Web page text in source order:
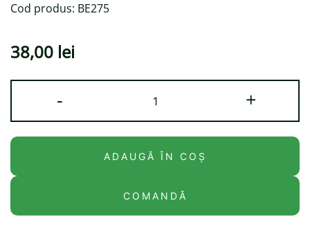
Cod produs: BE275
38,00 lei
-
Niki
și
#3.
safari
+
ADAUGĂ ÎN COȘ
COMANDĂ